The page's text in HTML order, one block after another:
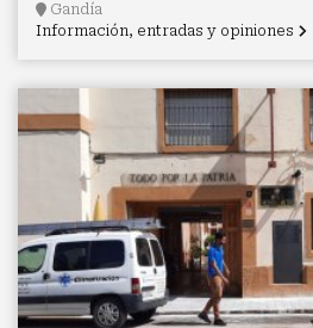
Gandía
Información, entradas y opiniones